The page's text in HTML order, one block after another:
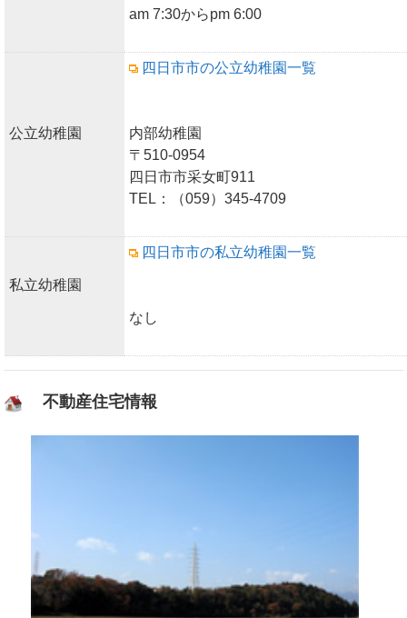
am 7:30からpm 6:00
公立幼稚園
四日市市の公立幼稚園一覧
内部幼稚園
〒510-0954
四日市市采女町911
TEL：（059）345-4709
私立幼稚園
四日市市の私立幼稚園一覧
なし
不動産住宅情報